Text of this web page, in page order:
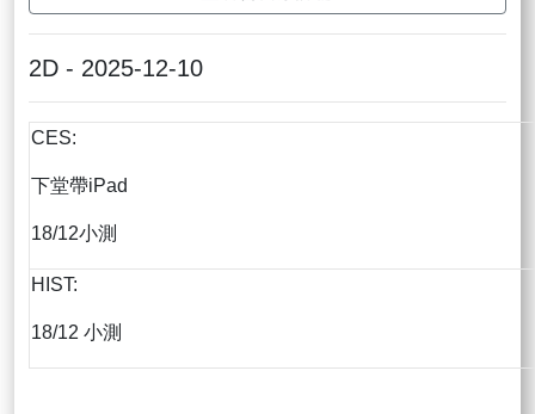
2D - 2025-12-10
CES:
下堂帶iPad
18/12小測
HIST:
18/12 小測